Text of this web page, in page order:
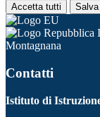
Accetta tutti
Montagnana
Contatti
Istituto di